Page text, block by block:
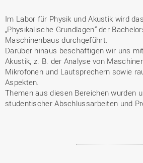
Im Labor für Physik und Akustik wird
„Physikalische Grundlagen“ der
Maschinenbaus durchgeführt.
Darüber hinaus beschäftigen wir uns
Akustik, z. B. der Analyse von
Mikrofonen und Lautsprechern sowie
Aspekten.
Themen aus diesen Bereichen wurden
studentischer Abschlussarbeiten und